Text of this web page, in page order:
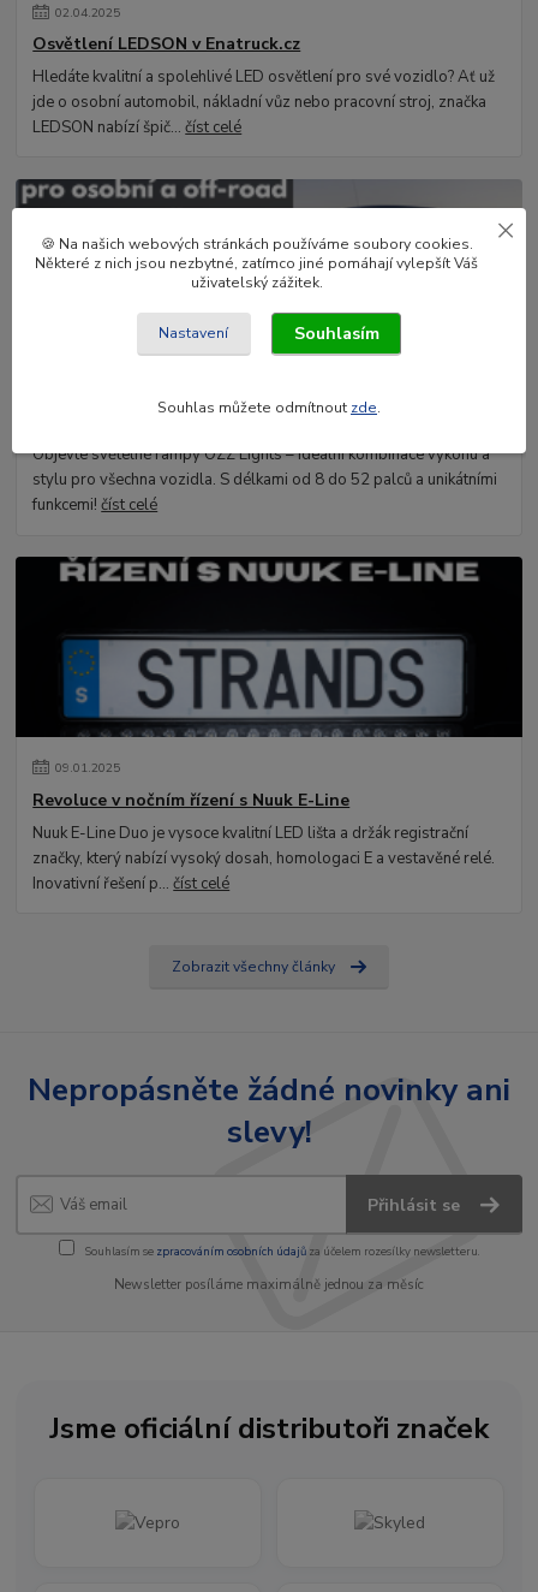
02.04.2025
Osvětlení LEDSON v Enatruck.cz
Hledáte kvalitní a spolehlivé LED osvětlení pro své vozidlo? Ať už
jde o osobní automobil, nákladní vůz nebo pracovní stroj, značka
LEDSON nabízí špič...číst celé
OZZ Lights - LED rampy pro osobní a off-road vozidla
Objevte světelné rampy OZZ Lights – ideální kombinace výkonu a
stylu pro všechna vozidla. S délkami od 8 do 52 palců a unikátními
funkcemi!číst celé
09.01.2025
Revoluce v nočním řízení s Nuuk E-Line
Nuuk E-Line Duo je vysoce kvalitní LED lišta a držák registrační
značky, který nabízí vysoký dosah, homologaci E a vestavěné relé.
Inovativní řešení p...číst celé
Zobrazit všechny články
Nepropásněte žádné novinky ani
slevy!
Přihlásit se
Souhlasím se zpracováním osobních údajůza účelem rozesílky newsletteru.
Newsletter posíláme maximálně jednou za měsíc
Jsme oficiální distributoři značek
🍪 Na našich webových stránkách používáme soubory cookies.
Některé z nich jsou nezbytné, zatímco jiné pomáhají vylepšít Váš
uživatelský zážitek.
Nastavení Souhlasím
Souhlas můžete odmítnout zde.